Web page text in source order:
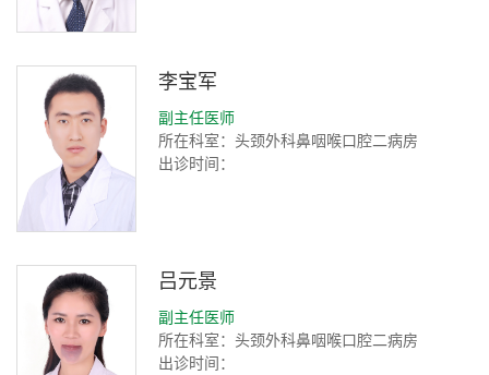
李宝军
副主任医师
所在科室：头颈外科鼻咽喉口腔二病房
出诊时间：
吕元景
副主任医师
所在科室：头颈外科鼻咽喉口腔二病房
出诊时间：